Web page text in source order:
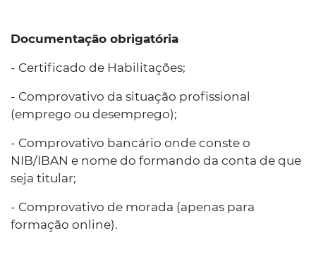
Documentação obrigatória
- Certificado de Habilitações;
- Comprovativo da situação profissional
(emprego ou desemprego);
- Comprovativo bancário onde conste o
NIB/IBAN e nome do formando da conta de que
seja titular;
- Comprovativo de morada (apenas para
formação online).